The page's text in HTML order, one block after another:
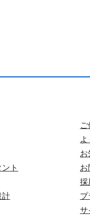
ト
計
お
お
採
プ
サ